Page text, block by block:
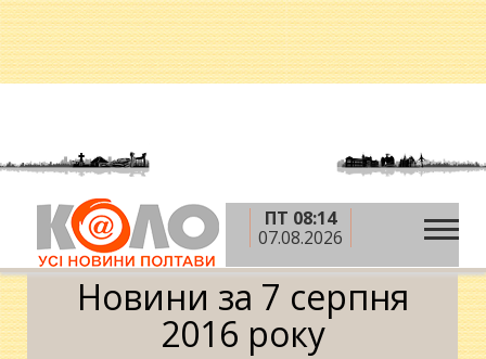
ПТ 08:14
07.08.2026
Головна » 2016 рік » серпень »7 серпня
Календар
Новини за 7 серпня
2016 року